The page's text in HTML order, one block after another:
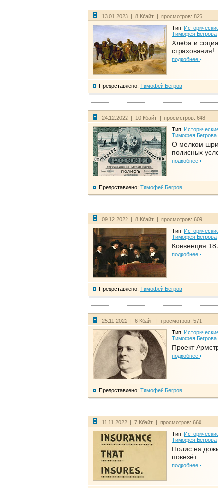
13.01.2023 | 8 Кбайт | просмотров: 826
Тип:
Тимофея Бегрова
Хлеба и
страхования!
подробнее
Предоставлено: Тимофей Бегров
24.12.2022 | 10 Кбайт | просмотров: 648
Тип:
Тимофея Бегрова
О мелком
полисных
подробнее
Предоставлено: Тимофей Бегров
09.12.2022 | 8 Кбайт | просмотров: 609
Тип:
Тимофея Бегрова
Конвенция
подробнее
Предоставлено: Тимофей Бегров
25.11.2022 | 6 Кбайт | просмотров: 571
Тип:
Тимофея Бегрова
Проект
подробнее
Предоставлено: Тимофей Бегров
11.11.2022 | 7 Кбайт | просмотров: 660
Тип:
Тимофея Бегрова
Полис на
повезёт
подробнее